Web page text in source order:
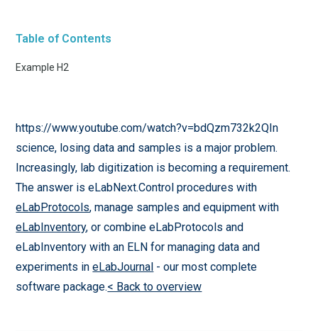
Table of Contents
Example H2
https://www.youtube.com/watch?v=bdQzm732k2QIn
science, losing data and samples is a major problem.
Increasingly, lab digitization is becoming a requirement.
The answer is eLabNext.Control procedures with
eLabProtocols, manage samples and equipment with
eLabInventory, or combine eLabProtocols and
eLabInventory with an ELN for managing data and
experiments ineLabJournal - our most complete
software package.< Back to overview